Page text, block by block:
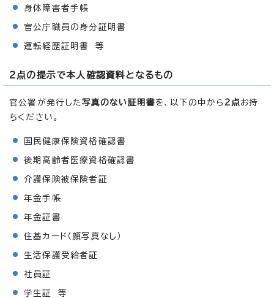
身体障害者手帳
官公庁職員の身分証明書
運転経歴証明書 等
2点の提示で本人確認資料となるもの
官公署が発行した 写真のない証明書を、以下の中から 2点 お持
ちください。
国民健康保険資格確認書
後期高齢者医療資格確認書
介護保険被保険者証
年金手帳
年金証書
住基カード（顔写真なし）
生活保護受給者証
社員証
学生証 等